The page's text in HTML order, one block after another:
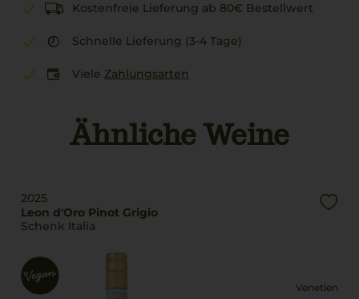
Kostenfreie Lieferung ab 80€ Bestellwert
Schnelle Lieferung (3-4 Tage)
Viele Zahlungsarten
Ähnliche Weine
2025
Leon d'Oro Pinot Grigio
Schenk Italia
Venetien